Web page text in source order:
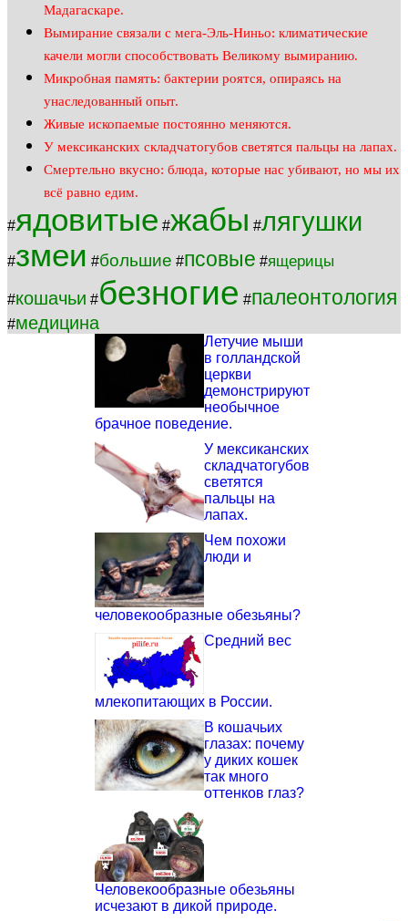
Мадагаскаре.
Вымирание связали с мега-Эль-Ниньо: климатические
качели могли способствовать Великому вымиранию.
Микробная память: бактерии роятся, опираясь на
унаследованный опыт.
Живые ископаемые постоянно меняются.
У мексиканских складчатогубов светятся пальцы на лапах.
Смертельно вкусно: блюда, которые нас убивают, но мы их
всё равно едим.
#ядовитые #жабы #лягушки
#змеи #большие #псовые #ящерицы
#кошачьи #безногие #палеонтология
#медицина
Летучие мыши
в голландской
церкви
демонстрируют
необычное
брачное поведение.
У мексиканских
складчатогубов
светятся
пальцы на
лапах.
Чем похожи
люди и
человекообразные обезьяны?
Средний вес
млекопитающих в России.
В кошачьих
глазах: почему
у диких кошек
так много
оттенков глаз?
Человекообразные обезьяны
исчезают в дикой природе.